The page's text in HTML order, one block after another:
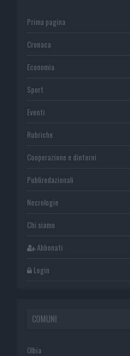
Prima pagina
Cronaca
Economia
Sport
Eventi
Rubriche
Cooperazione e dintorni
Publiredazionali
Necrologie
Chi siamo
Abbonati
Login
COMUNI
Olbia